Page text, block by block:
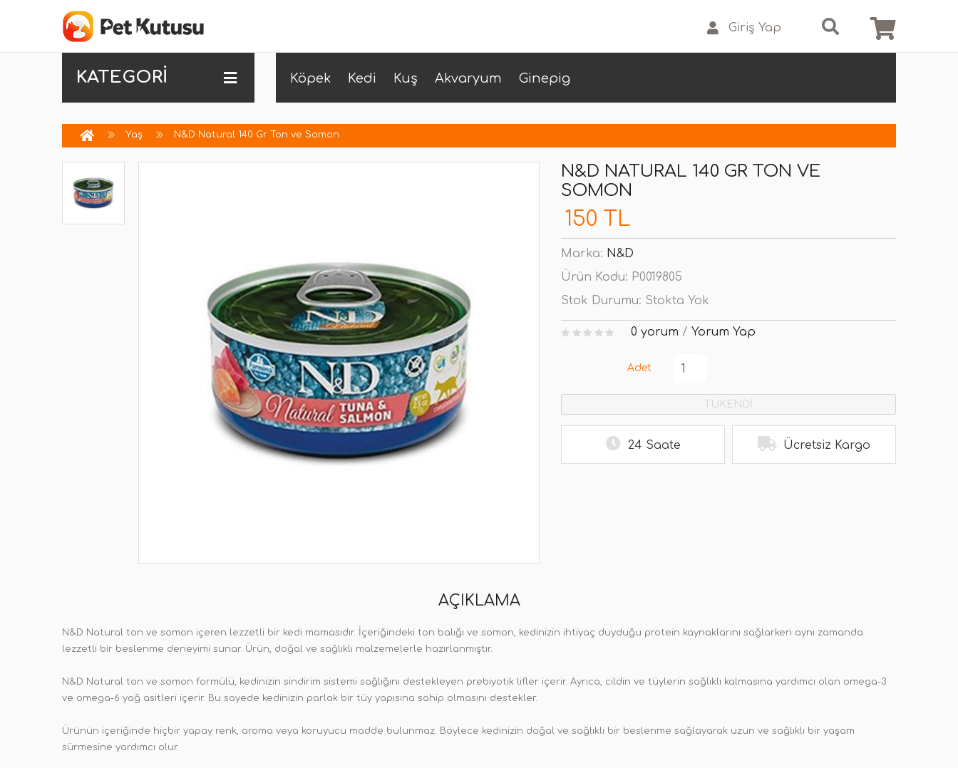
Giriş Yap
KATEGORİ Köpek Kedi Kuş Akvaryum Ginepig
Yaş N&D Natural 140 Gr Ton ve Somon
N&D NATURAL 140 GR TON VE
SOMON
150 TL
Marka: N&D
Ürün Kodu: P0019805
Stok Durumu: Stokta Yok
0 yorum / Yorum Yap
Adet
TÜKENDİ
24 Saate Ücretsiz Kargo
AÇIKLAMA
N&D Natural ton ve somon içeren lezzetli bir kedi mamasıdır. İçeriğindeki ton balığı ve somon, kedinizin ihtiyaç duyduğu protein kaynaklarını sağlarken aynı zamanda
lezzetli bir beslenme deneyimi sunar. Ürün, doğal ve sağlıklı malzemelerle hazırlanmıştır.
N&D Natural ton ve somon formülü, kedinizin sindirim sistemi sağlığını destekleyen prebiyotik lifler içerir. Ayrıca, cildin ve tüylerin sağlıklı kalmasına yardımcı olan omega-3
ve omega-6 yağ asitleri içerir. Bu sayede kedinizin parlak bir tüy yapısına sahip olmasını destekler.
Ürünün içeriğinde hiçbir yapay renk, aroma veya koruyucu madde bulunmaz. Böylece kedinizin doğal ve sağlıklı bir beslenme sağlayarak uzun ve sağlıklı bir yaşam
sürmesine yardımcı olur.